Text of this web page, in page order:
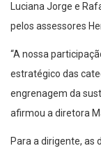
Luciana Jorge e
pelos assessores
“A nossa
estratégico das
engrenagem da
afirmou a diretora
Para a dirigente, as